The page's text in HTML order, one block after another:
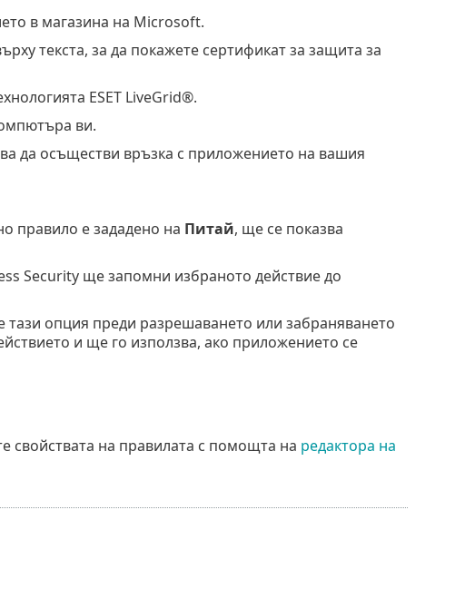
в магазина на Microsoft.
текста, за да покажете сертификат за защита за
ESET LiveGrid®.
ви.
да осъществи връзка с приложението на вашия
правило е зададено на Питай, ще се показва
Security ще запомни избраното действие до
тази опция преди разрешаването или забраняването
и ще го използва, ако приложението се
свойствата на правилата с помощта на редактора на